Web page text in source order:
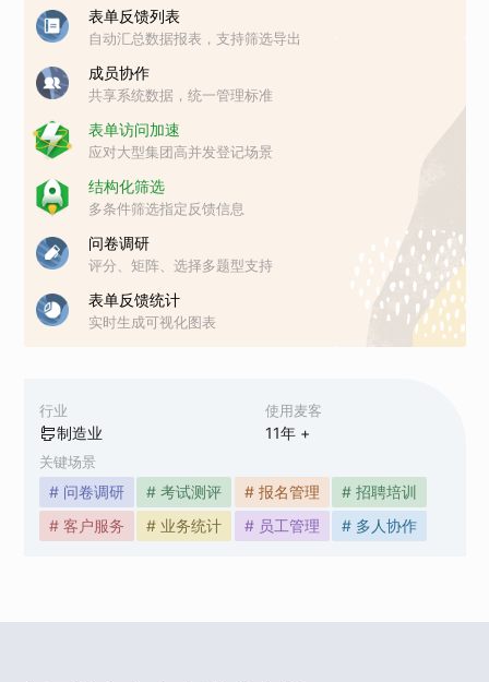
行业
制造业
使用麦客
11年 +
关键场景
# 问卷调研 # 考试测评 # 报名管理
# 招聘培训
# 客户服务
# 业务统计 # 员工管理 # 多人协作
表单反馈列表
自动汇总数据报表，支持筛选导出
成员协作
共享系统数据，统一管理标准
表单访问加速
应对大型集团高并发登记场景
结构化筛选
多条件筛选指定反馈信息
问卷调研
评分、矩阵、选择多题型支持
表单反馈统计
实时生成可视化图表